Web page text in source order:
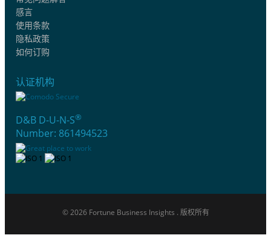
感言
使用条款
隐私政策
如何订购
认证机构
D&B D-U-N-S®
Number: 861494523
© 2026 Fortune Business Insights . 版权所有